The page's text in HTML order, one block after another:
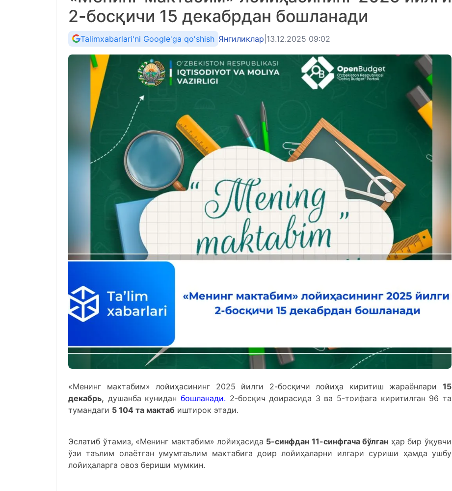
2-босқичи 15 декабрдан бошланади
Talimxabarlari'ni Google'ga qo'shish Янгиликлар 13.12.2025 09:02
«Менинг мактабим» лойиҳасининг 2025 йилги 2-босқичи лойиҳа киритиш жараёнлари 15
декабрь, душанба кунидан бошланади. 2-босқич доирасида 3 ва 5-тоифага киритилган 96 та
тумандаги 5 104 та мактаб иштирок этади.
Эслатиб ўтамиз, «Менинг мактабим» лойиҳасида 5-синфдан 11-синфгача бўлган ҳар бир ўқувчи
ўзи таълим олаётган умумтаълим мактабига доир лойиҳаларни илгари суриши ҳамда ушбу
лойиҳаларга овоз бериши мумкин.